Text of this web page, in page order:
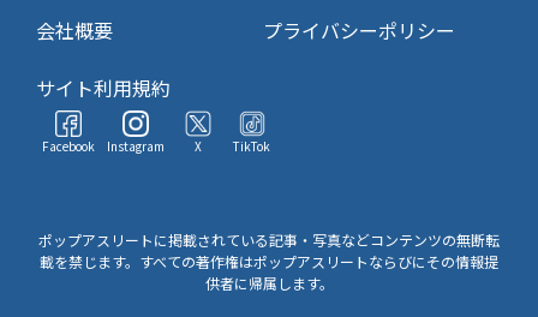
会社概要
プライバシーポリシー
サイト利用規約
Facebook Instagram X TikTok
ポップアスリートに掲載されている記事・写真などコンテンツの無断転
載を禁じます。すべての著作権はポップアスリートならびにその情報提
供者に帰属します。